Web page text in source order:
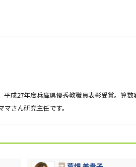
成27年度兵庫県優秀教職員表彰受賞。算数
さん研究主任です。